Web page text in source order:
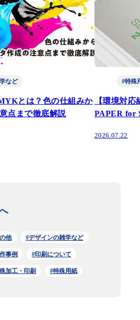
など
とは？色の仕組みか
点まで徹底解説
#特殊
【環境対
PAPER for
2026.07.22
他 #デザインの雑学など
事例 #印刷について
加工・印刷 #特殊用紙